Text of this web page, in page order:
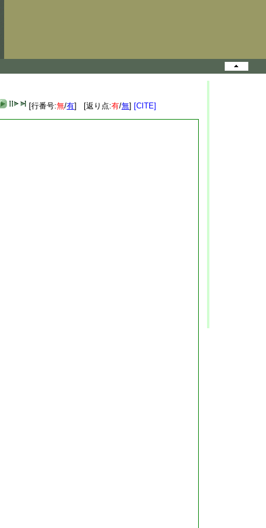
[行番号:無/有] [返り点:有/無] [CITE]